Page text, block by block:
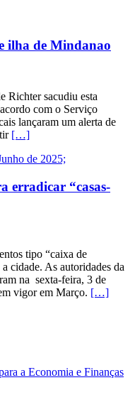
ilha de Mindanao
Richter sacudiu esta
com o Serviço
lançaram um alerta de
[…]
erradicar “casas-
tipo “caixa de
cidade. As autoridades da
na sexta-feira, 3 de
vigor em Março. […]
a Economia e Finanças